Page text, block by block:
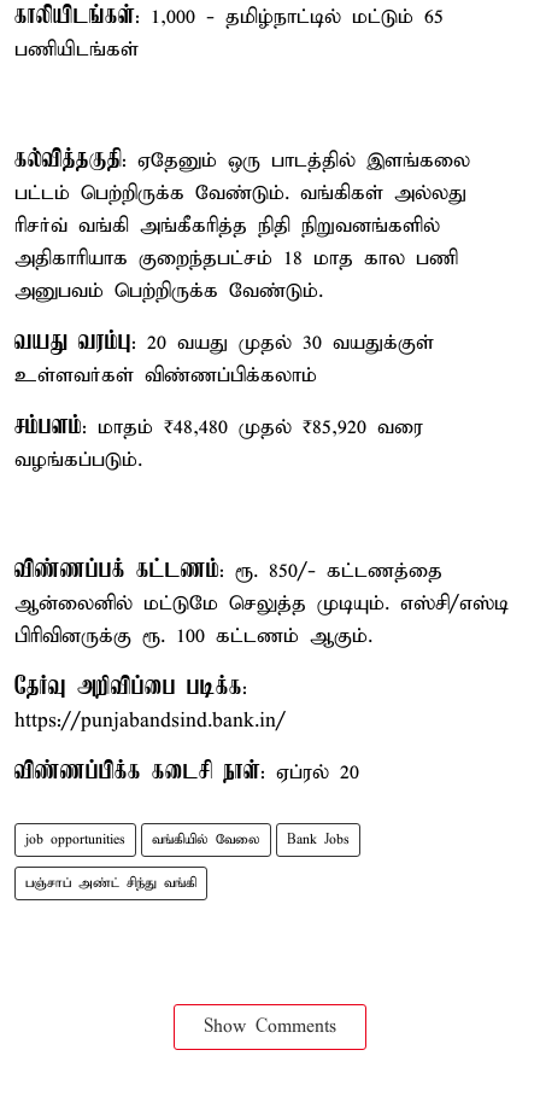
காலியிடங்கள்: 1,000 - தமிழ்நாட்டில் மட்டும் 65
பணியிடங்கள்
கல்வித்தகுதி: ஏதேனும் ஒரு பாடத்தில் இளங்கலை
பட்டம் பெற்றிருக்க வேண்டும். வங்கிகள் அல்லது
ரிசர்வ் வங்கி அங்கீகரித்த நிதி நிறுவனங்களில்
அதிகாரியாக குறைந்தபட்சம் 18 மாத கால பணி
அனுபவம் பெற்றிருக்க வேண்டும்.
வயது வரம்பு: 20 வயது முதல் 30 வயதுக்குள்
உள்ளவர்கள் விண்ணப்பிக்கலாம்
சம்பளம்: மாதம் ₹48,480 முதல் ₹85,920 வரை
வழங்கப்படும்.
விண்ணப்பக் கட்டணம்: ரூ. 850/- கட்டணத்தை
ஆன்லைனில் மட்டுமே செலுத்த முடியும். எஸ்சி/எஸ்டி
பிரிவினருக்கு ரூ. 100 கட்டணம் ஆகும்.
தேர்வு அறிவிப்பை படிக்க:
https://punjabandsind.bank.in/
விண்ணப்பிக்க கடைசி நாள்: ஏப்ரல் 20
job opportunities வங்கியில் வேலை Bank Jobs
பஞ்சாப் அண்ட் சிந்து வங்கி
Show Comments